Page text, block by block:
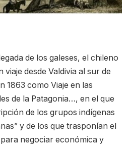
de los galeses, el chileno
desde Valdivia al sur de
1863 como Viaje en las
de la Patagonia…, en el que
de los grupos indígenas
y de los que trasponían el
negociar económica y